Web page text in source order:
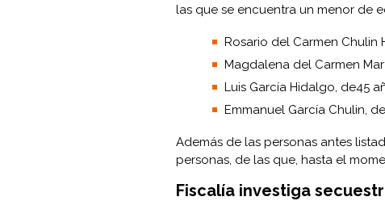
las que se encuentra un menor de
Rosario del Carmen Chulin
Magdalena del Carmen
Luis García Hidalgo, de45
Emmanuel García Chulin,
Además de las personas antes
personas, de las que, hasta el
Fiscalía investiga